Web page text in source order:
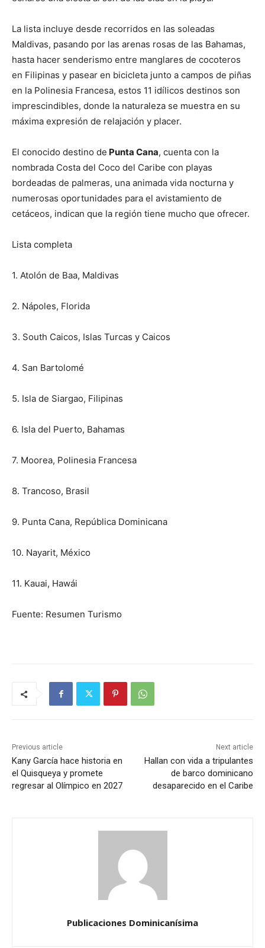
La lista incluye desde recorridos en las soleadas
Maldivas, pasando por las arenas rosas de las Bahamas,
hasta hacer senderismo entre manglares de cocoteros
en Filipinas y pasear en bicicleta junto a campos de piñas
en la Polinesia Francesa, estos 11 idílicos destinos son
imprescindibles, donde la naturaleza se muestra en su
máxima expresión de relajación y placer.
El conocido destino de Punta Cana, cuenta con la
nombrada Costa del Coco del Caribe con playas
bordeadas de palmeras, una animada vida nocturna y
numerosas oportunidades para el avistamiento de
cetáceos, indican que la región tiene mucho que ofrecer.
Lista completa
1. Atolón de Baa, Maldivas
2. Nápoles, Florida
3. South Caicos, Islas Turcas y Caicos
4. San Bartolomé
5. Isla de Siargao, Filipinas
6. Isla del Puerto, Bahamas
7. Moorea, Polinesia Francesa
8. Trancoso, Brasil
9. Punta Cana, República Dominicana
10. Nayarit, México
11. Kauai, Hawái
Fuente: Resumen Turismo
Previous article
Kany García hace historia en
el Quisqueya y promete
regresar al Olímpico en 2027
Next article
Hallan con vida a tripulantes
de barco dominicano
desaparecido en el Caribe
Publicaciones Dominicanísima